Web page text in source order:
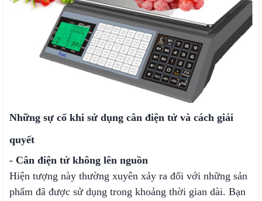
Những sự cố khi sử dụng cân điện tử và cách giải
quyết
- Cân điện tử không lên nguồn
Hiện tượng này thường xuyên xảy ra đối với những sản
phẩm đã được sử dụng trong khoảng thời gian dài. Bạn